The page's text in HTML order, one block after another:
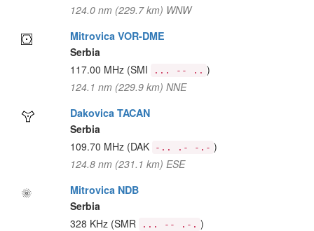
124.0 nm (229.7 km) WNW
Mitrovica VOR-DME
Serbia
117.00 MHz (SMI ... -- .. )
124.1 nm (229.9 km) NNE
Dakovica TACAN
Serbia
109.70 MHz (DAK -.. .- -.- )
124.8 nm (231.1 km) ESE
Mitrovica NDB
Serbia
328 KHz (SMR ... -- .-. )